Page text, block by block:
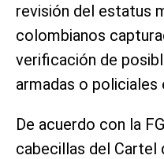
revisión del estatus
colombianos
verificación de
armadas o policiales
De acuerdo con la
cabecillas del Cartel